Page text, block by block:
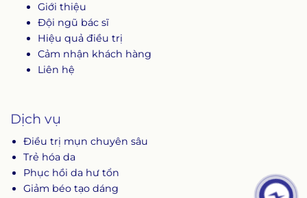
Giới thiệu
Đội ngũ bác sĩ
Hiệu quả điều trị
Cảm nhận khách hàng
Liên hệ
Dịch vụ
Điều trị mụn chuyên sâu
Trẻ hóa da
Phục hồi da hư tổn
Giảm béo tạo dáng